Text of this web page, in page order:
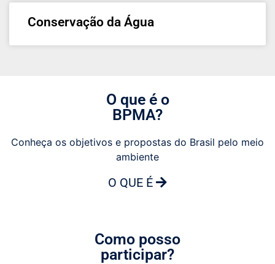
Conservação da Água
O que é o
BPMA?
Conheça os objetivos e propostas do Brasil pelo meio
ambiente
O QUE É
Como posso
participar?